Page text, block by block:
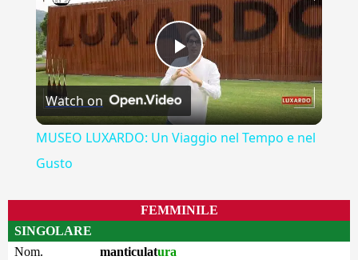
Play
Video
Watch on
MUSEO LUXARDO: Un Viaggio nel Tempo e nel
Gusto
FEMMINILE
SINGOLARE
Nom.
manticulatura